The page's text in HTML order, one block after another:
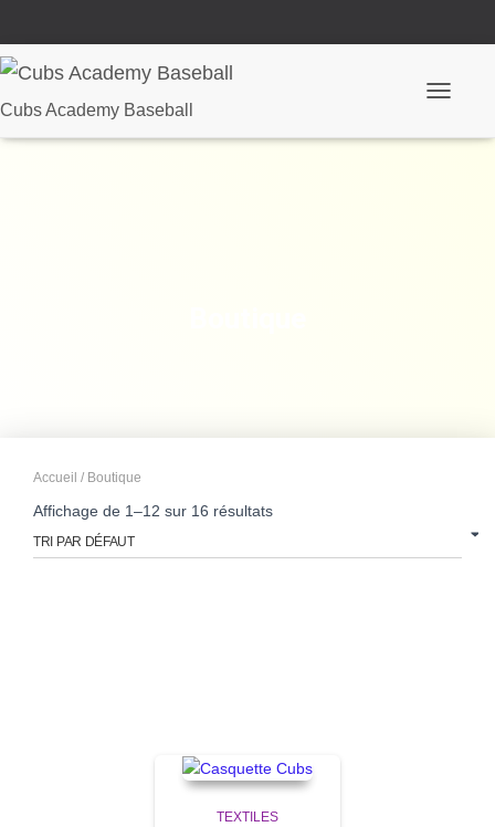
Cubs Academy Baseball
Accueil / Boutique
Affichage de 1–12 sur 16 résultats
TEXTILES